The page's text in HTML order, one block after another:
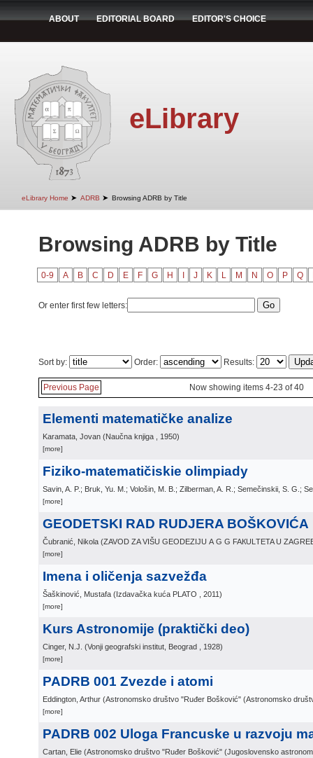
ABOUT EDITORIAL BOARD EDITOR'S CHOICE
eLibrary
eLibrary Home ➤ ADRB ➤ Browsing ADRB by Title
Browsing ADRB by Title
0-9 A B C D E F G H J K L M N O P Q
Or enter first few letters:
Sort by: Order: Results:
Previous Page Now showing items 4-23 of 40
Elementi matematičke analize
Karamata, Jovan (Naučna knjiga , 1950)
[more]
Fiziko-matematičiskie olimpiady
Savin, A. P.; Bruk, Yu. M.; Vološin, M. B.; Zilberman, A. R.; Semečinskii, S. G.;
[more]
GEODETSKI RAD RUDJERA BOŠKOVIĆA
Čubranić, Nikola (ZAVOD ZA VIŠU GEODEZIJU А G G FAКULТETA U
[more]
Imena i oličenja sazvežđa
Šaškinović, Mustafa (Izdavačka kuća PLATO , 2011)
[more]
Kurs Astronomije (praktički deo)
Cinger, N.J. (Vonji geografski institut, Beograd , 1928)
[more]
PADRB 001 Zvezde i atomi
Eddington, Arthur (Astronomsko društvo "Ruđer Bošković" (Astronomsko
[more]
PADRB 002 Uloga Francuske u razvoju
Cartan, Elie (Astronomsko društvo "Ruđer Bošković" (Jugoslovensko